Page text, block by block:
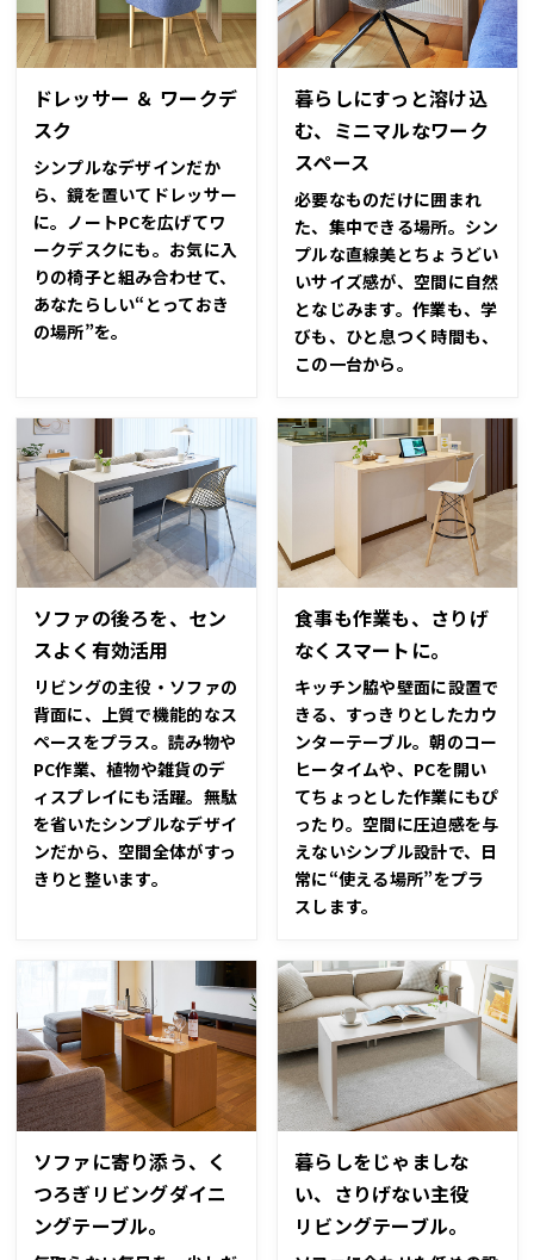
ドレッサー ＆ ワークデ
スク
シンプルなデザインだか
ら、鏡を置いてドレッサー
に。ノートPCを広げてワ
ークデスクにも。お気に入
りの椅子と組み合わせて、
あなたらしい“とっておき
の場所”を。
暮らしにすっと溶け込
む、ミニマルなワーク
スペース
必要なものだけに囲まれ
た、集中できる場所。シン
プルな直線美とちょうどい
いサイズ感が、空間に自然
となじみます。作業も、学
びも、ひと息つく時間も、
この一台から。
ソファの後ろを、セン
スよく有効活用
リビングの主役・ソファの
背面に、上質で機能的なス
ペースをプラス。読み物や
PC作業、植物や雑貨のデ
ィスプレイにも活躍。無駄
を省いたシンプルなデザイ
ンだから、空間全体がすっ
きりと整います。
食事も作業も、さりげ
なくスマートに。
キッチン脇や壁面に設置で
きる、すっきりとしたカウ
ンターテーブル。朝のコー
ヒータイムや、PCを開い
てちょっとした作業にもぴ
ったり。空間に圧迫感を与
えないシンプル設計で、日
常に“使える場所”をプラ
スします。
ソファに寄り添う、く
つろぎリビングダイニ
ングテーブル。
暮らしをじゃましな
い、さりげない主役
リビングテーブル。